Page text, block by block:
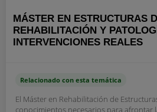
MÁSTER EN ESTRUCTURAS
REHABILITACIÓN Y
INTERVENCIONES REALES
Relacionado con esta temática
El Máster en Rehabilitación de
conocimientos necesarios para afrontar